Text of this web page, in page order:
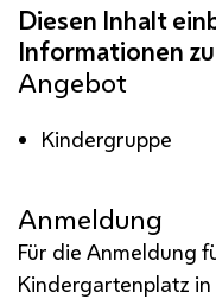
Angebot
Kindergruppe
Anmeldung
Für die Anmeldung
Kindergartenplatz